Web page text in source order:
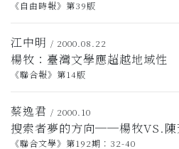
《自由時報》第39版
江中明 / 2000.08.22
楊牧：臺灣文學應超越地域性
《聯合報》第14版
蔡逸君 / 2000.10
搜索者夢的方向──楊牧VS.陳
《聯合文學》第192期：32-40